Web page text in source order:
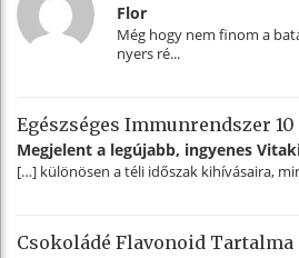
Flor
Még hogy nem finom a
nyers ré...
Egészséges Immunrendszer 10
Megjelent a legújabb, ingyenes
[…] különösen a téli időszak kihívásaira,
Csokoládé Flavonoid Tartalma